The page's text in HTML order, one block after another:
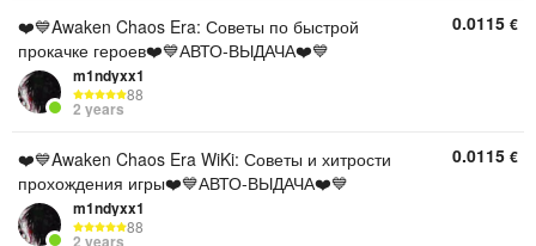
❤️💙Awaken Chaos Era: Советы по быстрой
прокачке героев❤️💙АВТО-ВЫДАЧА❤️💙
m1ndyxx1
88
2 years
0.0115 €
❤️💙Awaken Chaos Era WiKi: Советы и хитрости
прохождения игры❤️💙АВТО-ВЫДАЧА❤️💙
m1ndyxx1
88
2 years
0.0115 €